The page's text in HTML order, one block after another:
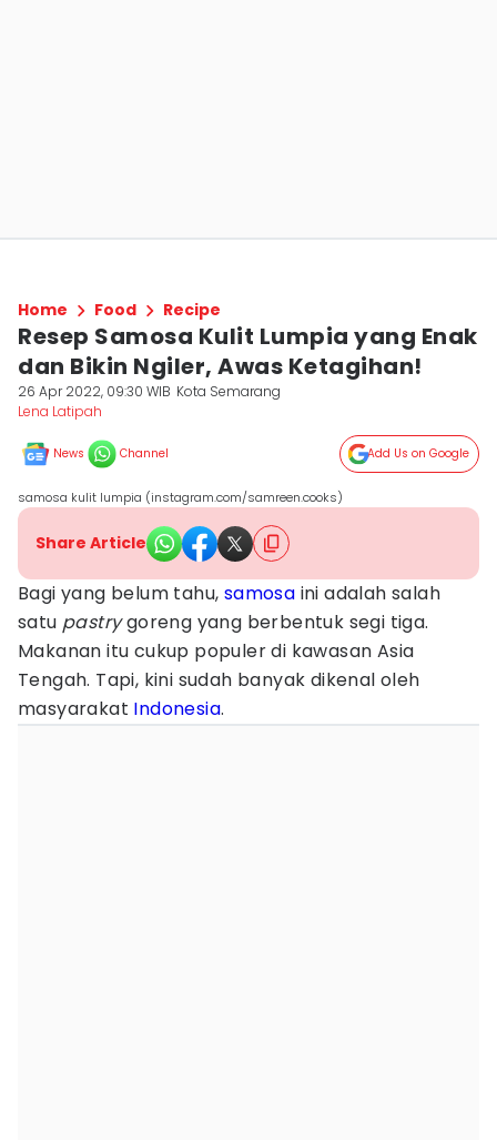
Home Food Recipe
Resep Samosa Kulit Lumpia yang Enak
dan Bikin Ngiler, Awas Ketagihan!
26 Apr 2022, 09:30 WIB Kota Semarang
Lena Latipah
News Channel Add Us on Google
samosa kulit lumpia (instagram.com/samreen.cooks)
Share Article
Bagi yang belum tahu, samosa ini adalah salah
satu pastrygoreng yang berbentuk segi tiga.
Makanan itu cukup populer di kawasan Asia
Tengah. Tapi, kini sudah banyak dikenal oleh
masyarakat Indonesia.